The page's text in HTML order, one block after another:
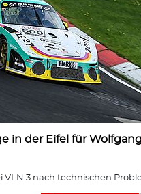
in der Eifel für Wolfgang
VLN 3 nach technischen